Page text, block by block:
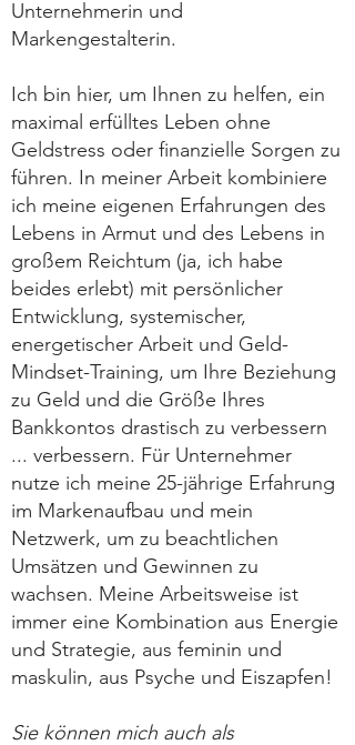
Unternehmerin und
Markengestalterin.
Ich bin hier, um Ihnen zu helfen, ein
maximal erfülltes Leben ohne
Geldstress oder finanzielle Sorgen zu
führen. In meiner Arbeit kombiniere
ich meine eigenen Erfahrungen des
Lebens in Armut und des Lebens in
großem Reichtum (ja, ich habe
beides erlebt) mit persönlicher
Entwicklung, systemischer,
energetischer Arbeit und Geld-
Mindset-Training, um Ihre Beziehung
zu Geld und die Größe Ihres
Bankkontos drastisch zu verbessern
... verbessern. Für Unternehmer
nutze ich meine 25-jährige Erfahrung
im Markenaufbau und mein
Netzwerk, um zu beachtlichen
Umsätzen und Gewinnen zu
wachsen. Meine Arbeitsweise ist
immer eine Kombination aus Energie
und Strategie, aus feminin und
maskulin, aus Psyche und Eiszapfen!
Sie können mich auch als